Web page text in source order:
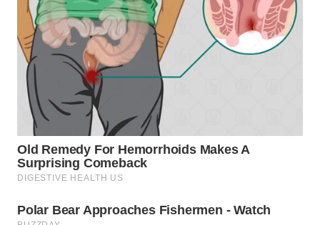
TANGERANG
WN
BINJAI
WN
CIREBON
WN
INDRAMAYU
WN
KUNINGAN